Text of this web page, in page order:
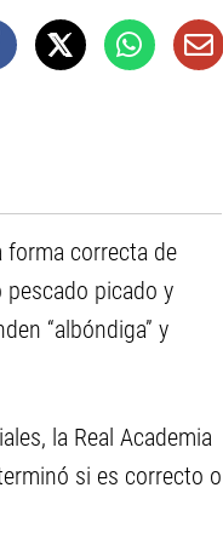
forma correcta de
pescado picado y
“albóndiga” y
la Real Academia
si es correcto o